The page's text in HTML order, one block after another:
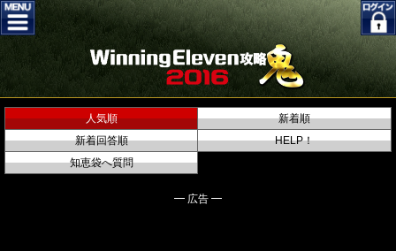
人気順
新着順
新着回答順
HELP！
知恵袋へ質問
━ 広告 ━